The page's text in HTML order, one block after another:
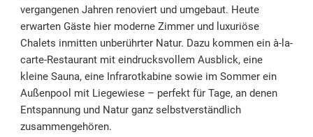
vergangenen Jahren renoviert und umgebaut. Heute
erwarten Gäste hier moderne Zimmer und luxuriöse
Chalets inmitten unberührter Natur. Dazu kommen ein à-la-
carte-Restaurant mit eindrucksvollem Ausblick, eine
kleine Sauna, eine Infrarotkabine sowie im Sommer ein
Außenpool mit Liegewiese – perfekt für Tage, an denen
Entspannung und Natur ganz selbstverständlich
zusammengehören.